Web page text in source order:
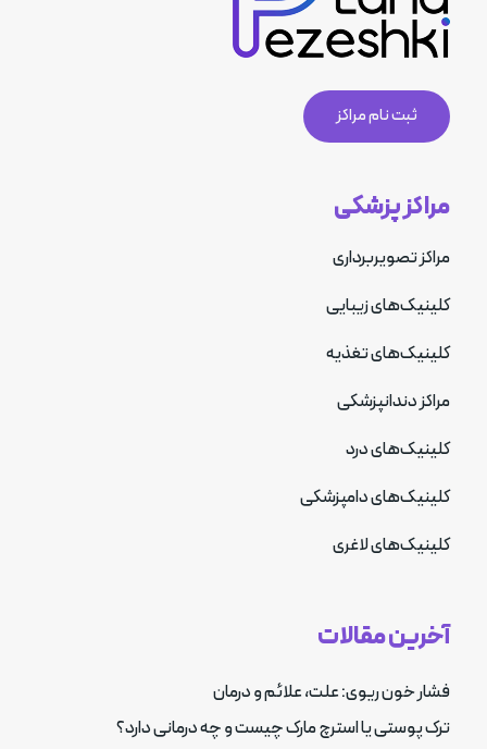
آخرین مقالات
فشار خون ریوی: علت، علائم و درمان
ترک پوستی یا استرچ مارک چیست و چه درمانی دارد؟
مراکز پزشکی
مراکز تصویربرداری
کلینیک‌های زیبایی
کلینیک‌های تغذیه
مراکز دندانپزشکی
کلینیک‌های درد
کلینیک‌های دامپزشکی
کلینیک‌های لاغری
ثبت نام مراکز